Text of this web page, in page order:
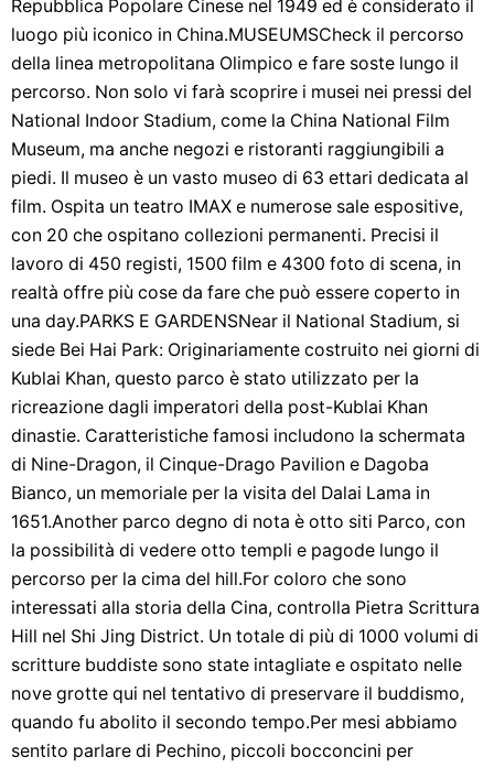
Repubblica Popolare Cinese nel 1949 ed è considerato il
luogo più iconico in China.MUSEUMSCheck il percorso
della linea metropolitana Olimpico e fare soste lungo il
percorso. Non solo vi farà scoprire i musei nei pressi del
National Indoor Stadium, come la China National Film
Museum, ma anche negozi e ristoranti raggiungibili a
piedi. Il museo è un vasto museo di 63 ettari dedicata al
film. Ospita un teatro IMAX e numerose sale espositive,
con 20 che ospitano collezioni permanenti. Precisi il
lavoro di 450 registi, 1500 film e 4300 foto di scena, in
realtà offre più cose da fare che può essere coperto in
una day.PARKS E GARDENSNear il National Stadium, si
siede Bei Hai Park: Originariamente costruito nei giorni di
Kublai Khan, questo parco è stato utilizzato per la
ricreazione dagli imperatori della post-Kublai Khan
dinastie. Caratteristiche famosi includono la schermata
di Nine-Dragon, il Cinque-Drago Pavilion e Dagoba
Bianco, un memoriale per la visita del Dalai Lama in
1651.Another parco degno di nota è otto siti Parco, con
la possibilità di vedere otto templi e pagode lungo il
percorso per la cima del hill.For coloro che sono
interessati alla storia della Cina, controlla Pietra Scrittura
Hill nel Shi Jing District. Un totale di più di 1000 volumi di
scritture buddiste sono state intagliate e ospitato nelle
nove grotte qui nel tentativo di preservare il buddismo,
quando fu abolito il secondo tempo.Per mesi abbiamo
sentito parlare di Pechino, piccoli bocconcini per